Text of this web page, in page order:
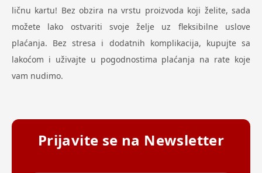
ličnu kartu! Bez obzira na vrstu proizvoda koji želite, sada
možete lako ostvariti svoje želje uz fleksibilne uslove
plaćanja. Bez stresa i dodatnih komplikacija, kupujte sa
lakoćom i uživajte u pogodnostima plaćanja na rate koje
vam nudimo.
Prijavite se na Newsletter